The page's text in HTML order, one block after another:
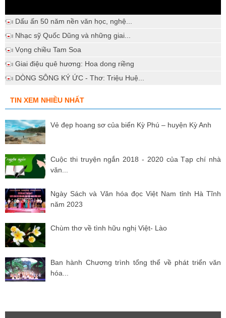
Dấu ấn 50 năm nền văn học, nghệ...
Nhạc sỹ Quốc Dũng và những giai...
Vọng chiều Tam Soa
Giai điệu quê hương: Hoa dong riềng
DÒNG SÔNG KÝ ỨC - Thơ: Triệu Huệ...
TIN XEM NHIỀU NHẤT
Vẻ đẹp hoang sơ của biển Kỳ Phú – huyện Kỳ Anh
Cuộc thi truyện ngắn 2018 - 2020 của Tạp chí nhà
văn...
Ngày Sách và Văn hóa đọc Việt Nam tỉnh Hà Tĩnh
năm 2023
Chùm thơ về tình hữu nghị Việt- Lào
Ban hành Chương trình tổng thể về phát triển văn
hóa...